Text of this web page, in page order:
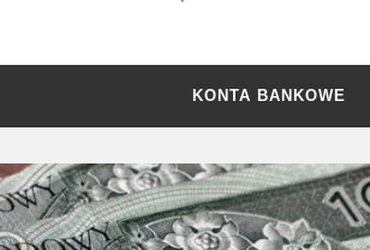
KONTA BANKOWE